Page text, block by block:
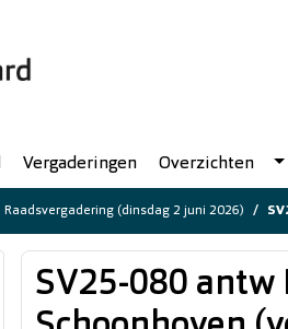
Vergaderingen Overzichten
Raadsvergadering (dinsdag 2 juni 2026)
SV25-080 antw